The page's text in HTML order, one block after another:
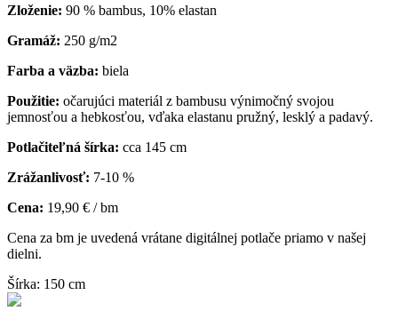
Zloženie: 90 % bambus, 10% elastan
Gramáž: 250 g/m2
Farba a väzba: biela
Použitie: očarujúci materiál z bambusu výnimočný svojou
jemnosťou a hebkosťou, vďaka elastanu pružný, lesklý a padavý.
Potlačiteľná šírka: cca 145 cm
Zrážanlivosť: 7-10 %
Cena: 19,90 € / bm
Cena za bm je uvedená vrátane digitálnej potlače priamo v našej
dielni.
Šírka: 150 cm